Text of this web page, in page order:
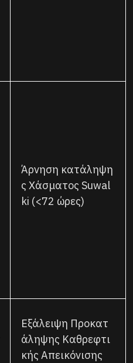
Άρνηση κατάληψη
ς Χάσματος Suwal
ki (<72 ώρες)
Εξάλειψη Προκατ
άληψης Καθρεφτι
κής Απεικόνισης